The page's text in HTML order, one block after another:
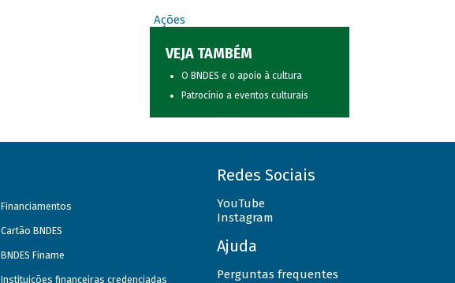
Ações
VEJA TAMBÉM
O BNDES e o apoio à cultura
Patrocínio a eventos culturais
Financiamentos
Cartão BNDES
BNDES Finame
Instituições financeiras credenciadas
Redes Sociais
YouTube
Instagram
Ajuda
Perguntas frequentes